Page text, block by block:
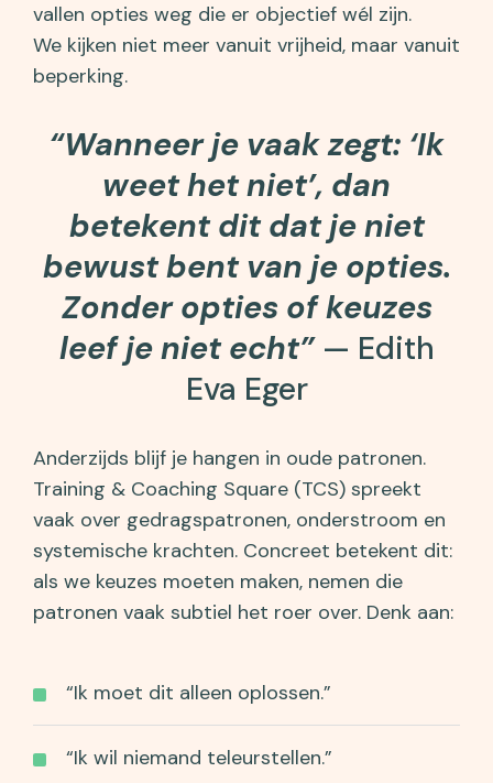
vallen opties weg die er objectief wél zijn.
We kijken niet meer vanuit vrijheid, maar vanuit
beperking.
“Wanneer je vaak zegt: ‘Ik
weet het niet’, dan
betekent dit dat je niet
bewust bent van je opties.
Zonder opties of keuzes
leef je niet echt” — Edith
Eva Eger
Anderzijds blijf je hangen in oude patronen.
Training & Coaching Square (TCS) spreekt
vaak over gedragspatronen, onderstroom en
systemische krachten. Concreet betekent dit:
als we keuzes moeten maken, nemen die
patronen vaak subtiel het roer over. Denk aan:
“Ik moet dit alleen oplossen.”
“Ik wil niemand teleurstellen.”